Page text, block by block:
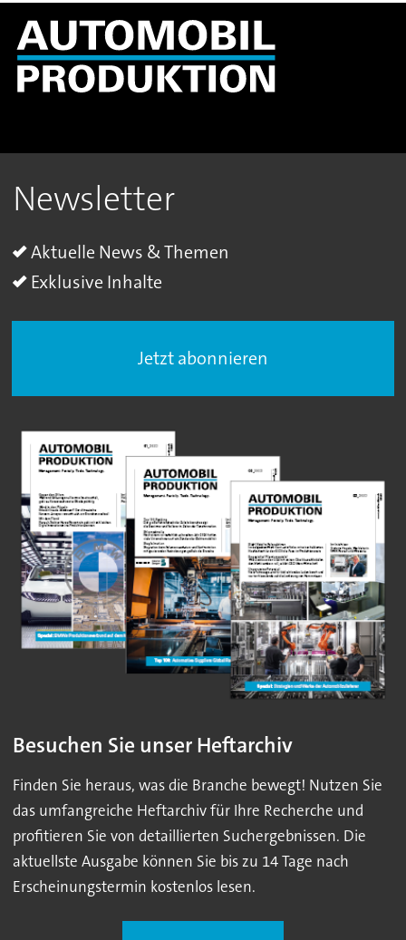
Newsletter
Aktuelle News & Themen
Exklusive Inhalte
Jetzt abonnieren
Besuchen Sie unser Heftarchiv
Finden Sie heraus, was die Branche bewegt! Nutzen Sie
das umfangreiche Heftarchiv für Ihre Recherche und
profitieren Sie von detaillierten Suchergebnissen. Die
aktuellste Ausgabe können Sie bis zu 14 Tage nach
Erscheinungstermin kostenlos lesen.